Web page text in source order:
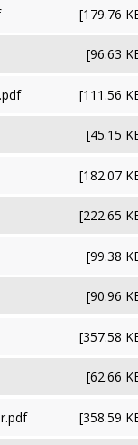
[179.76
[96.63
[111.56
[45.15
[182.07
[222.65
[99.38
[90.96
[357.58
[62.66
[358.59